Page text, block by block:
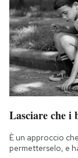
Lasciare che i
È un approccio
permetterselo, e